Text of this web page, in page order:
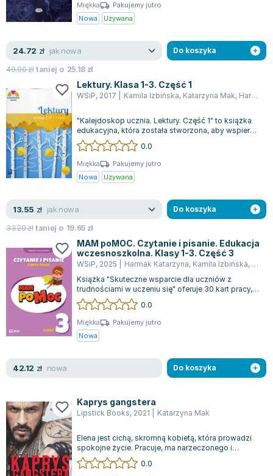
Miękka
Pakujemy jutro
Nowa
Używana
24.72 zł jak nowa
49.90złtaniej o 25.18 zł
Do koszyka
Lektury. Klasa 1-3. Część 1
WSiP, 2017 Kamila Izbińska, Katarzyna Mak, Harmak Katarzyna
"Kalejdoskop ucznia. Lektury. Część 1" to książka
edukacyjna, która została stworzona, aby wspierać
nauczycieli w rozwijaniu pasji...
0.0
Miękka
Pakujemy jutro
Nowa
Używana
13.55 zł jak nowa
33.20złtaniej o 19.65 zł
Do koszyka
MAM poMOC. Czytanie i pisanie. Edukacja
wczesnoszkolna. Klasy 1-3. Część 3
WSiP, 2025 Harmak Katarzyna, Kamila Izbińska,
Książka "Skuteczne wsparcie dla uczniów z
trudnościami w uczeniu się" oferuje 30 kart pracy,
które pomagają uczniom stawić czoła t...
0.0
Miękka
Pakujemy jutro
Nowa
42.12 zł nowa Do koszyka
Kaprys gangstera
Lipstick Books, 2021 Katarzyna Mak
Elena jest cichą, skromną kobietą, która prowadzi
spokojne życie. Pracuje, ma narzeczonego i
wyobrażenia o wspólnej przyszłości. C...
0.0